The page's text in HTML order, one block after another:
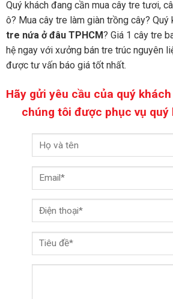
Quý khách đang cần mua cây tre tươi,
ô? Mua cây tre làm giàn trồng cây? Quý
tre nứa ở đâu TPHCM? Giá 1 cây tre
hệ ngay với xưởng bán tre trúc nguyên
được tư vấn báo giá tốt nhất.
Hãy gửi yêu cầu của quý
chúng tôi được phục vụ quý